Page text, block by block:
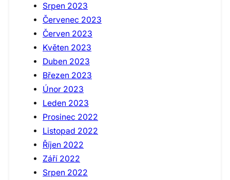
Srpen 2023
Červenec 2023
Červen 2023
Květen 2023
Duben 2023
Březen 2023
Únor 2023
Leden 2023
Prosinec 2022
Listopad 2022
Říjen 2022
Září 2022
Srpen 2022